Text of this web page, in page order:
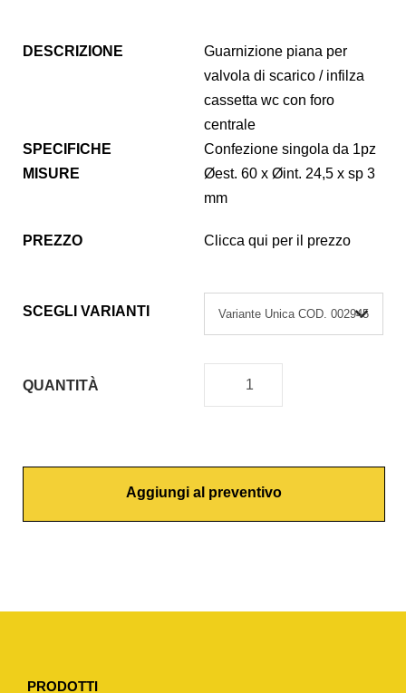
DESCRIZIONE
Guarnizione piana per
valvola di scarico / infilza
cassetta wc con foro
centrale
SPECIFICHE
Confezione singola da 1pz
MISURE
Øest. 60 x Øint. 24,5 x sp 3
mm
PREZZO Clicca qui per il prezzo
SCEGLI VARIANTI
QUANTITÀ
G
R
I
N
Aggiungi al preventivo
PRODOTTI